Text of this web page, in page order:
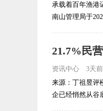
承载着百年渔港
南山管理局于
21.7%民
资讯中心 3天前
来源：丁祖昱评
企已经悄然从谷